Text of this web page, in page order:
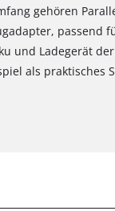
gehören
passend
und Ladegerät der
als praktisches